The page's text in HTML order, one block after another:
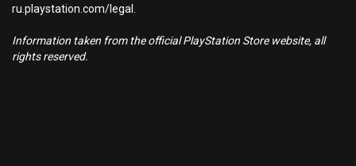
ru.playstation.com/legal.
Information taken from the official PlayStation Store website, all
rights reserved.